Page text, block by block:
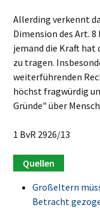
Allerding verkennt
Dimension des Art.
jemand die Kraft hat
zu tragen.
weiterführenden
höchst fragwürdig
Gründe" über
1 BvR 2926/13
Großeltern
Betracht